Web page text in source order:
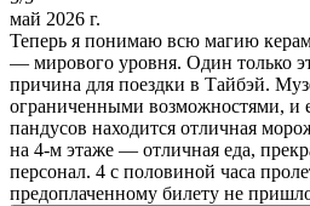
май 2026 г.
Теперь я понимаю всю магию
— мирового уровня. Один только
причина для поездки в Тайбэй.
ограниченными возможностями, и
пандусов находится отличная
на 4-м этаже — отличная еда,
персонал. 4 с половиной часа
предоплаченному билету не